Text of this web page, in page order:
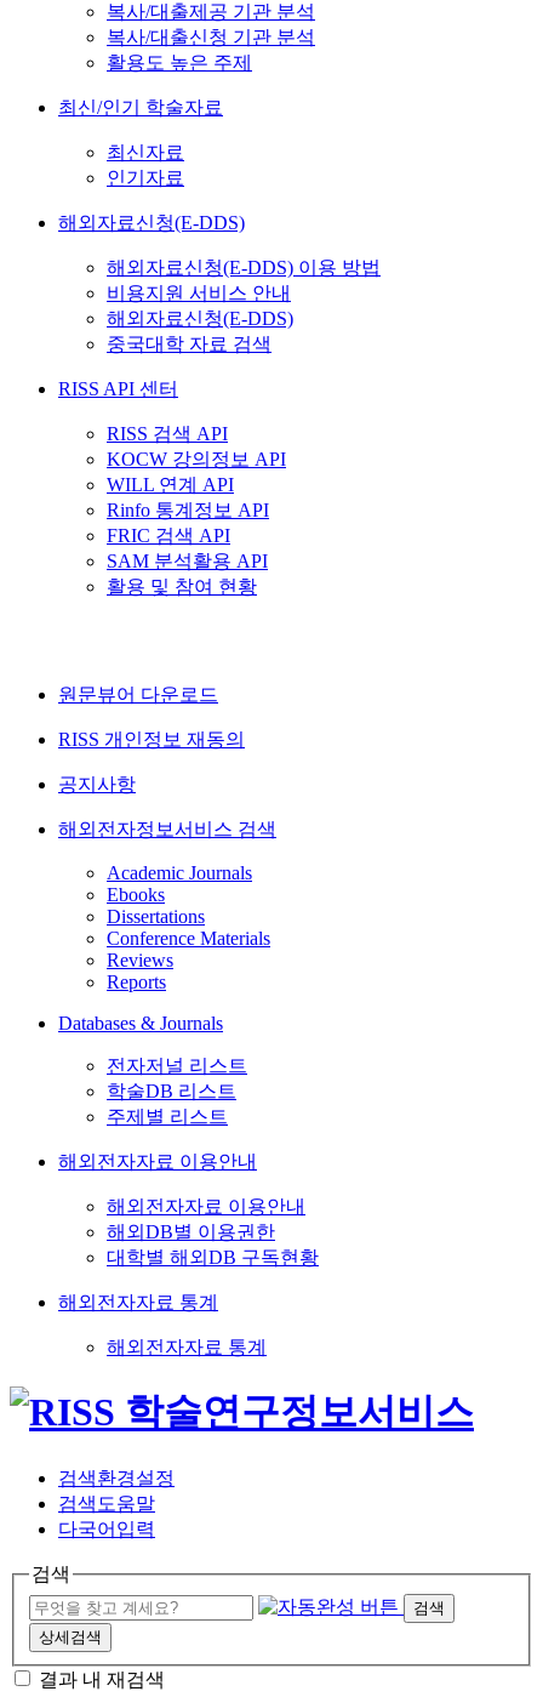
복사/대출제공 기관 분석
복사/대출신청 기관 분석
활용도 높은 주제
최신/인기 학술자료
최신자료
인기자료
해외자료신청(E-DDS)
해외자료신청(E-DDS) 이용 방법
비용지원 서비스 안내
해외자료신청(E-DDS)
중국대학 자료 검색
RISS API 센터
RISS 검색 API
KOCW 강의정보 API
WILL 연계 API
Rinfo 통계정보 API
FRIC 검색 API
SAM 분석활용 API
활용 및 참여 현황
원문뷰어 다운로드
RISS 개인정보 재동의
공지사항
해외전자정보서비스 검색
Academic Journals
Ebooks
Dissertations
Conference Materials
Reviews
Reports
Databases & Journals
전자저널 리스트
학술DB 리스트
주제별 리스트
해외전자자료 이용안내
해외전자자료 이용안내
해외DB별 이용권한
대학별 해외DB 구독현황
해외전자자료 통계
해외전자자료 통계
검색환경설정
검색도움말
다국어입력
검색
검색
상세검색
결과 내 재검색